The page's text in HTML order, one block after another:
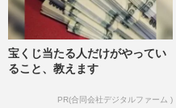
宝くじ当たる人だけがやってい
ること、教えます
PR(合同会社デジタルファーム )